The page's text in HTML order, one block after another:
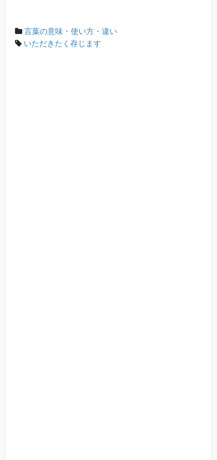
言葉の意味・使い方・違い
いただきたく存じます